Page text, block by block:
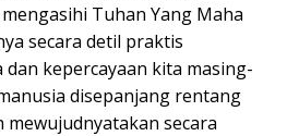
Tuhan Yang Maha
secara detil praktis
kepercayaan kita masing-
disepanjang rentang
secara